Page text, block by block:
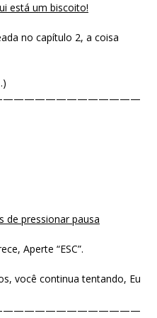
está um biscoito!
no capítulo 2, a coisa
de pressionar pausa
Aperte “ESC”.
você continua tentando, Eu